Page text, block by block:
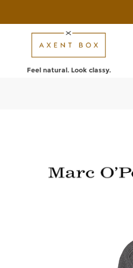
Feel natural. Look classy.